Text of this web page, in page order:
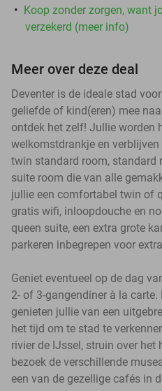
Koop zonder zorgen, want
verzekerd (meer info)
Meer over deze deal
Deventer is de ideale stad
geliefde of kind(eren) mee
ontdek het zelf! Jullie worden
welkomstdrankje en
twin standard room,
suite room die van alle
jullie een comfortabel twin of
gratis wifi, inloopdouche en
queen suite, een extra grote
parkeren inbegrepen voor
Geniet eventueel op de dag
2- of 3-gangendiner à la
genieten jullie van een
het tijd om te stad te
rivier de IJssel, struin over
bezoek de verschillende
een van de gezellige cafés in